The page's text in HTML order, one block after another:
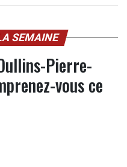
SEMAINE
Pierre-
vous ce